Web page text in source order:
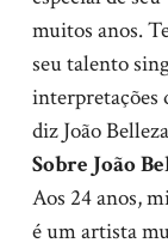
muitos anos.
seu talento
interpretações
diz João
Sobre João
Aos 24 anos,
é um artista